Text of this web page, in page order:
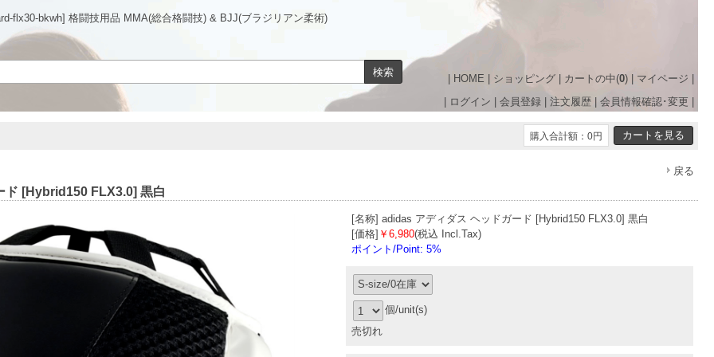
flx30-bkwh] 格闘技用品 MMA(総合格闘技) & BJJ(ブラジリアン柔術)
フィシャルサイト＞
HOME ショッピング カートの中(0) マイページ
ログイン 会員登録 注文履歴 会員情報確認･変更
購入合計額：0円
戻る
ド [Hybrid150 FLX3.0] 黒白
[名称] adidas アディダス ヘッドガード [Hybrid150 FLX3.0] 黒白
[価格] ￥6,980(税込 Incl.Tax)
ポイント/Point: 5%
個/unit(s)
売切れ